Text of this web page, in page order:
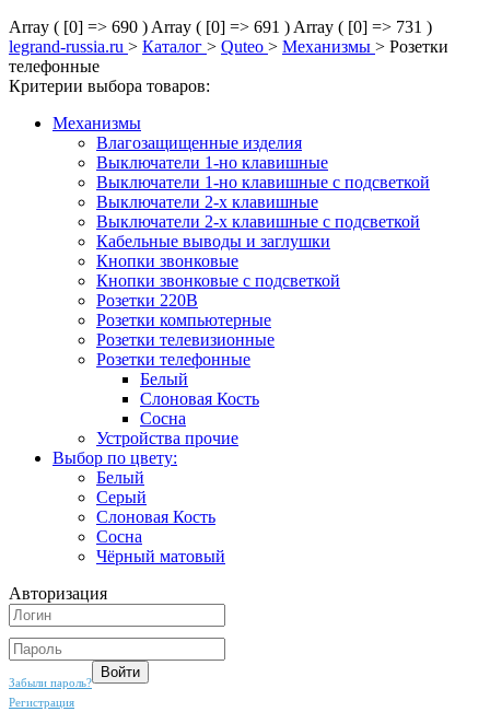
Array ( [0] => 690 ) Array ( [0] => 691 ) Array ( [0] => 731 )
legrand-russia.ru > Каталог > Quteo > Механизмы > Розетки
телефонные
Критерии выбора товаров:
Механизмы
Влагозащищенные изделия
Выключатели 1-но клавишные
Выключатели 1-но клавишные с подсветкой
Выключатели 2-х клавишные
Выключатели 2-х клавишные с подсветкой
Кабельные выводы и заглушки
Кнопки звонковые
Кнопки звонковые с подсветкой
Розетки 220В
Розетки компьютерные
Розетки телевизионные
Розетки телефонные
Белый
Слоновая Кость
Сосна
Устройства прочие
Выбор по цвету:
Белый
Серый
Слоновая Кость
Сосна
Чёрный матовый
Авторизация
Забыли пароль?
Регистрация